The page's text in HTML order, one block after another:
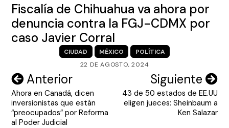
ENGLISH SECTION
VIDEOS
Fiscalía de Chihuahua va ahora por
denuncia contra la FGJ-CDMX por
caso Javier Corral
CIUDAD MÉXICO
POLÍTICA
22 DE AGOSTO, 2024
Navegación
de
entradas
Anterior
Ahora en Canadá, dicen
inversionistas que están
“preocupados” por Reforma
al Poder Judicial
Siguiente
43 de 50 estados de EE.UU
eligen jueces: Sheinbaum a
Ken Salazar